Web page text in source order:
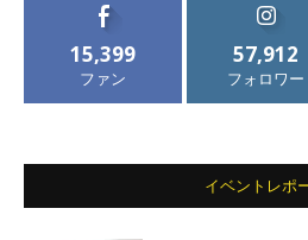
15,399
ファン
57,912
フォロワー
イベントレポ